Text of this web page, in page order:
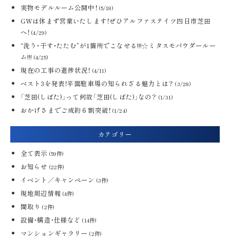
実物モデルルーム公開中！ (5/18)
GWは休まず営業いたします！ぜひアルファステイツ四日市芝田
へ！ (4/29)
“洗う・干す・たたむ”が1箇所でこなせる!!!☆ミタスモパウダールー
ム!!! (4/25)
現在の工事の進捗状況！ (4/11)
ベスト3を発表！平面駐車場の知られざる魅力とは？ (3/28)
「芝田(しばた)」って何故「芝田(しばた)」なの？ (1/31)
おかげさまでご成約６割突破！ (1/24)
カテゴリー
全て表示 (59件)
お知らせ (22件)
イベント／キャンペーン (3件)
現地周辺情報 (4件)
間取り (2件)
設備・構造・仕様など (14件)
マンションギャラリー (2件)